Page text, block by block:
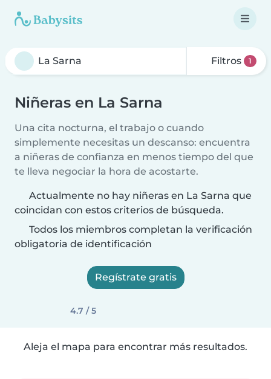
Filtros 1
Niñeras en La Sarna
Una cita nocturna, el trabajo o cuando
simplemente necesitas un descanso: encuentra
a niñeras de confianza en menos tiempo del que
te lleva negociar la hora de acostarte.
Actualmente no hay niñeras en La Sarna que
coincidan con estos criterios de búsqueda.
Todos los miembros completan la verificación
obligatoria de identificación
Regístrate gratis
4.7 / 5
Aleja el mapa para encontrar más resultados.